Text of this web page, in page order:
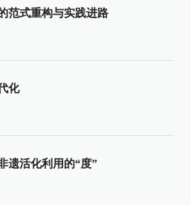
范式重构与实践进路
化
遗活化利用的“度”